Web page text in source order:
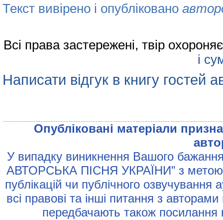
Текст вивірено і опубліковано
Всі права застережені, твір
і
Написати відгук в книгу гостей
Опублiкованi матерiали
У випадку виникнення Вашого
АВТОРСЬКА ПIСНЯ УКРАЇНИ” з метою
публiкацiй чи публiчного
всi правовi та iншi питання з
передбачають також